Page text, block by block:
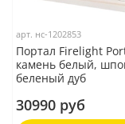
арт. нс-1202853
Портал Firelight
камень белый,
беленый дуб
30990 руб